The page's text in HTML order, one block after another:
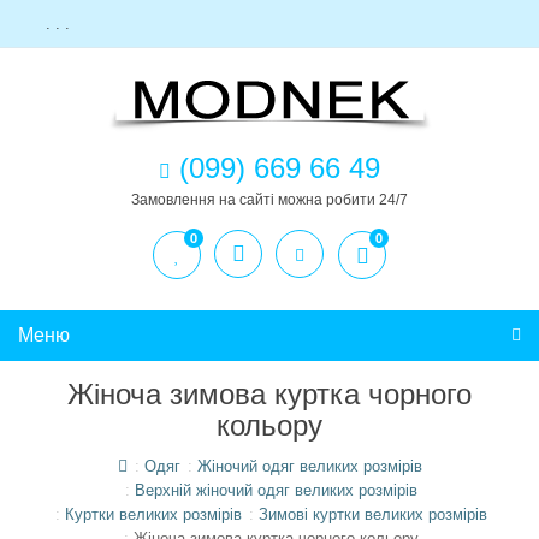
. . .
(099) 669 66 49
Замовлення на сайті можна робити 24/7
0 0
Меню
Жіноча зимова куртка чорного
кольору
Одяг
Жіночий одяг великих розмірів
Верхній жіночий одяг великих розмірів
Куртки великих розмірів
Зимові куртки великих розмірів